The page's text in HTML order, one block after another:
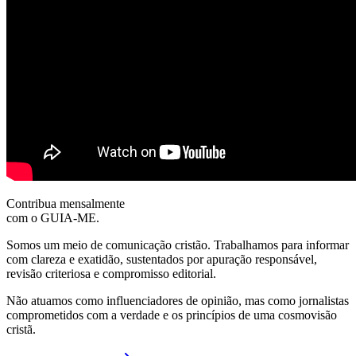
Contribua mensalmente
com o GUIA-ME.
Somos um meio de comunicação cristão. Trabalhamos para informar
com clareza e exatidão, sustentados por apuração responsável,
revisão criteriosa e compromisso editorial.
Não atuamos como influenciadores de opinião, mas como jornalistas
comprometidos com a verdade e os princípios de uma cosmovisão
cristã.